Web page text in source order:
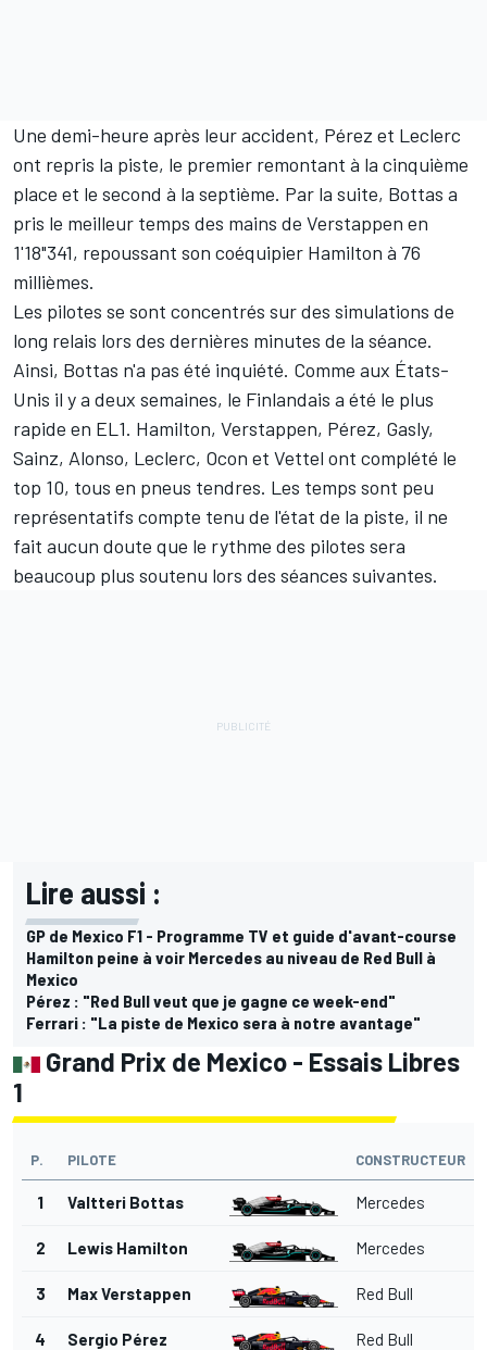
Une demi-heure après leur accident, Pérez et Leclerc
ont repris la piste, le premier remontant à la cinquième
place et le second à la septième. Par la suite, Bottas a
pris le meilleur temps des mains de Verstappen en
1'18"341, repoussant son coéquipier Hamilton à 76
millièmes.
Les pilotes se sont concentrés sur des simulations de
long relais lors des dernières minutes de la séance.
Ainsi, Bottas n'a pas été inquiété. Comme aux États-
Unis il y a deux semaines, le Finlandais a été le plus
rapide en EL1. Hamilton, Verstappen, Pérez, Gasly,
Sainz, Alonso, Leclerc, Ocon et Vettel ont complété le
top 10, tous en pneus tendres. Les temps sont peu
représentatifs compte tenu de l'état de la piste, il ne
fait aucun doute que le rythme des pilotes sera
beaucoup plus soutenu lors des séances suivantes.
Lire aussi :
GP de Mexico F1 - Programme TV et guide d'avant-course
Hamilton peine à voir Mercedes au niveau de Red Bull à
Mexico
Pérez : "Red Bull veut que je gagne ce week-end"
Ferrari : "La piste de Mexico sera à notre avantage"
Grand Prix de Mexico - Essais Libres
1
P. PILOTE CONSTRUCTEUR
1 Valtteri Bottas Mercedes
2 Lewis Hamilton Mercedes
3 Max Verstappen Red Bull
4 Sergio Pérez Red Bull